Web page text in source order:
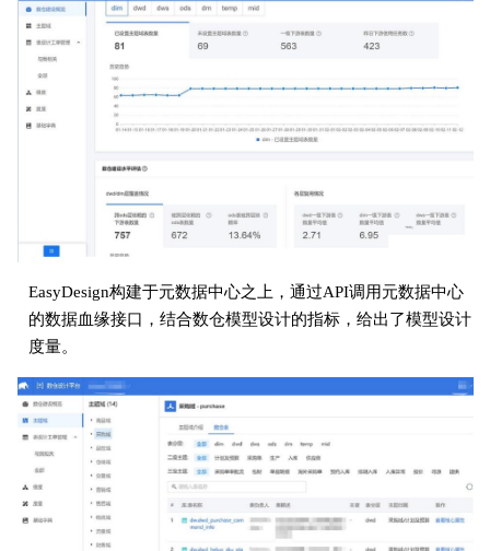
EasyDesign构建于元数据中⼼之上，通过API调⽤元数据中⼼
的数据⾎缘接⼝，结合数仓模型设计的指标，给出了模型设计
度量。